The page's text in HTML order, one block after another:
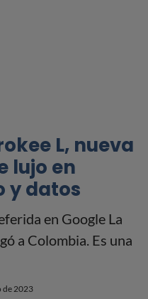
L, nueva
lujo en
y datos
en Google La
a Colombia. Es una
de 2023